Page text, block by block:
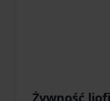
Żywność